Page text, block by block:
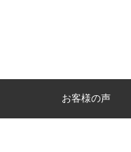
お客様の声